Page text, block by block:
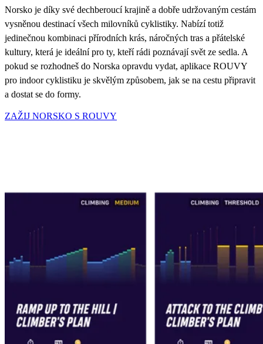
Norsko je díky své dechberoucí krajině a dobře udržovaným cestám
vysněnou destinací všech milovníků cyklistiky. Nabízí totiž
jedinečnou kombinaci přírodních krás, náročných tras a přátelské
kultury, která je ideální pro ty, kteří rádi poznávají svět ze sedla. A
pokud se rozhodneš do Norska opravdu vydat, aplikace ROUVY
pro indoor cyklistiku je skvělým způsobem, jak se na cestu připravit
a dostat se do formy.
ZAŽIJ NORSKO S ROUVY